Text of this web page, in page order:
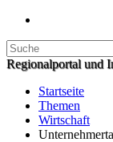
Regionalportal und
Startseite
Themen
Wirtschaft